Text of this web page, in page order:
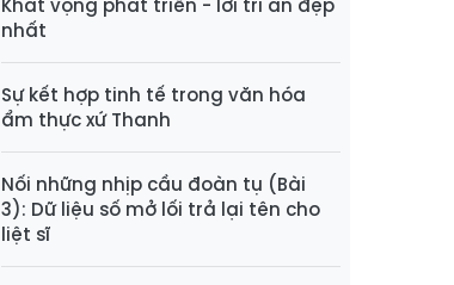
Khát vọng phát triển - lời tri ân đẹp
nhất
Sự kết hợp tinh tế trong văn hóa
ẩm thực xứ Thanh
Nối những nhịp cầu đoàn tụ (Bài
3): Dữ liệu số mở lối trả lại tên cho
liệt sĩ